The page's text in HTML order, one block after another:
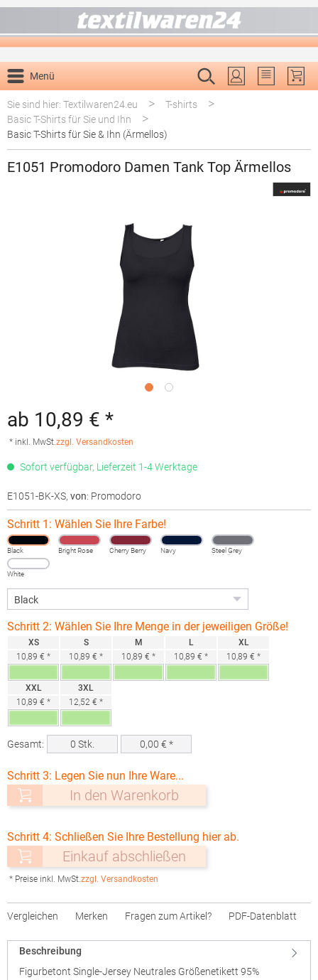
Menü
Du hast 0
Sie sind hier: Textilwaren24.eu
> T-shirts >
Basic T-Shirts für Sie und Ihn >
Basic T-Shirts für Sie & Ihn (Ärmellos)
E1051 Promodoro Damen Tank Top Ärmellos
ab 10,89 € *
* inkl. MwSt.zzgl. Versandkosten
Sofort verfügbar, Lieferzeit 1-4 Werktage
E1051-BK-XS, von: Promodoro
Schritt 1: Wählen Sie Ihre Farbe!
Black Bright Rose Cherry Berry Navy
Steel Grey
(Solid)
White
Schritt 2: Wählen Sie Ihre Menge in der jeweiligen Größe!
XS
10,89 € *
S
10,89 € *
M
10,89 € *
L
10,89 € *
XL
10,89 € *
XXL
10,89 € *
3XL
12,52 € *
Gesamt: 0 Stk. 0,00 € *
Schritt 3: Legen Sie nun Ihre Ware...
In den Warenkorb
Schritt 4: Schließen Sie Ihre Bestellung hier ab.
Einkauf abschließen
* Preise inkl. MwSt.zzgl. Versandkosten
Vergleichen Merken Fragen zum Artikel? PDF-Datenblatt
Beschreibung
Figurbetont Single-Jersey Neutrales Größenetikett 95%